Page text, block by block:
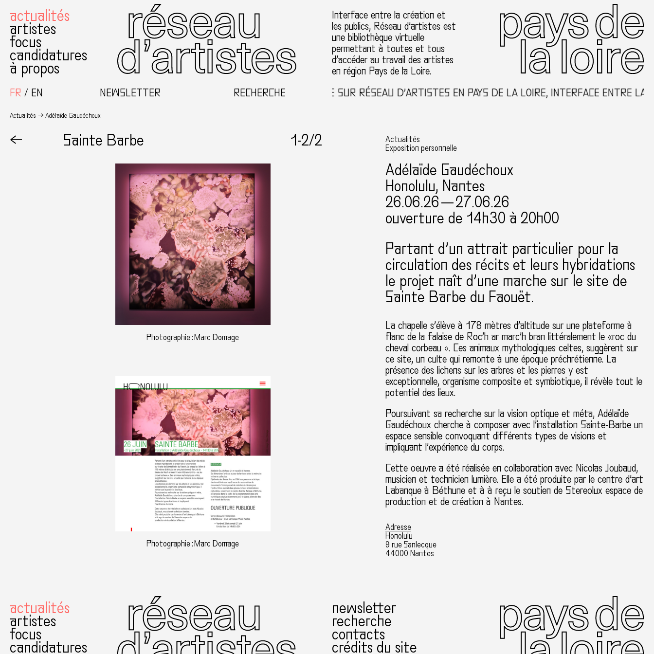
actualités
artistes
focus
candidatures
à propos
Interface entre la création et
les publics, Réseau d’artistes est
une bibliothèque virtuelle
permettant à toutes et tous
d’accéder au travail des artistes
en région Pays de la Loire.
FR
EN NEWSLETTER RECHERCHEBIENVENUE SUR RÉSEAU D’ARTISTES EN PAYS DE LA LOIRE, INTERFACE ENTRE LA
Actualités Adélaïde Gaudéchoux
← Sainte Barbe 1-2/2
Photographie : Marc Domage
Photographie : Marc Domage
Actualités
Exposition personnelle
Adélaïde Gaudéchoux
Honolulu, Nantes
26.06.26 — 27.06.26
ouverture de 14h30 à 20h00
Partant d’un attrait particulier pour la
circulation des récits et leurs hybridations
le projet naît d’une marche sur le site de
Sainte Barbe du Faouët.
La chapelle s’élève à 178 mètres d’altitude sur une plateforme à
flanc de la falaise de Roc’h ar marc’h bran littéralement le «roc du
cheval corbeau ». Ces animaux mythologiques celtes, suggèrent sur
ce site, un culte qui remonte à une époque préchrétienne. La
présence des lichens sur les arbres et les pierres y est
exceptionnelle, organisme composite et symbiotique, il révèle tout le
potentiel des lieux.
Poursuivant sa recherche sur la vision optique et méta, Adélaïde
Gaudéchoux cherche à composer avec l’installation Sainte-Barbe un
espace sensible convoquant différents types de visions et
impliquant l’expérience du corps.
Cette oeuvre a été réalisée en collaboration avec Nicolas Joubaud,
musicien et technicien lumière. Elle a été produite par le centre d’art
Labanque à Béthune et à à reçu le soutien de Stereolux espace de
production et de création à Nantes.
Adresse
Honolulu
9 rue Sanlecque
44000 Nantes
actualités
artistes
focus
candidatures
newsletter
recherche
contacts
crédits du site